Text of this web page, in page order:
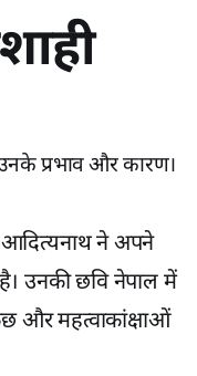
प्रभाव और कारण।
आदित्‍यनाथ ने अपने
उनकी छवि नेपाल में
और महत्वाकांक्षाओं